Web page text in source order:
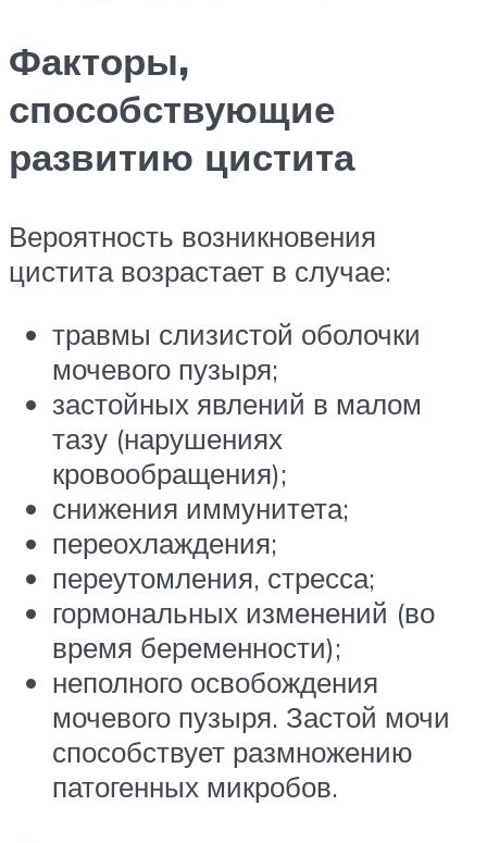
Факторы,
способствующие
развитию цистита
Вероятность возникновения
цистита возрастает в случае:
травмы слизистой оболочки
мочевого пузыря;
застойных явлений в малом
тазу (нарушениях
кровообращения);
снижения иммунитета;
переохлаждения;
переутомления, стресса;
гормональных изменений (во
время беременности);
неполного освобождения
мочевого пузыря. Застой мочи
способствует размножению
патогенных микробов.